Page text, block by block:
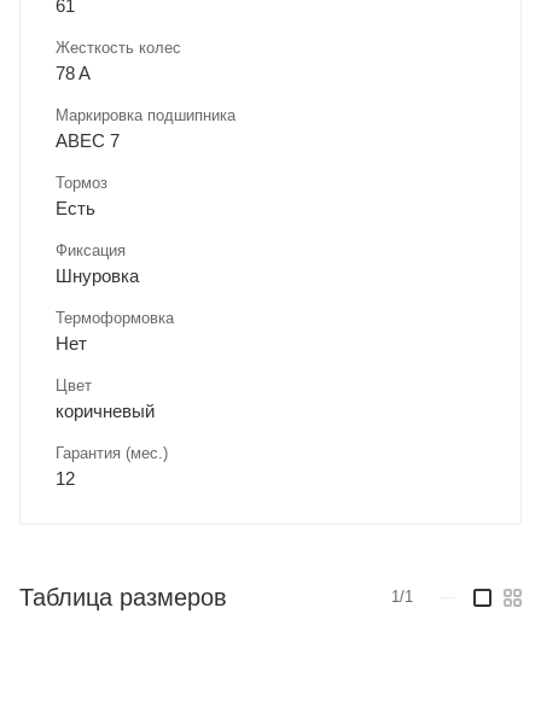
61
Жесткость колес
78 A
Маркировка подшипника
ABEC 7
Тормоз
Есть
Фиксация
Шнуровка
Термоформовка
Нет
Цвет
коричневый
Гарантия (мес.)
12
Таблица размеров 1/1